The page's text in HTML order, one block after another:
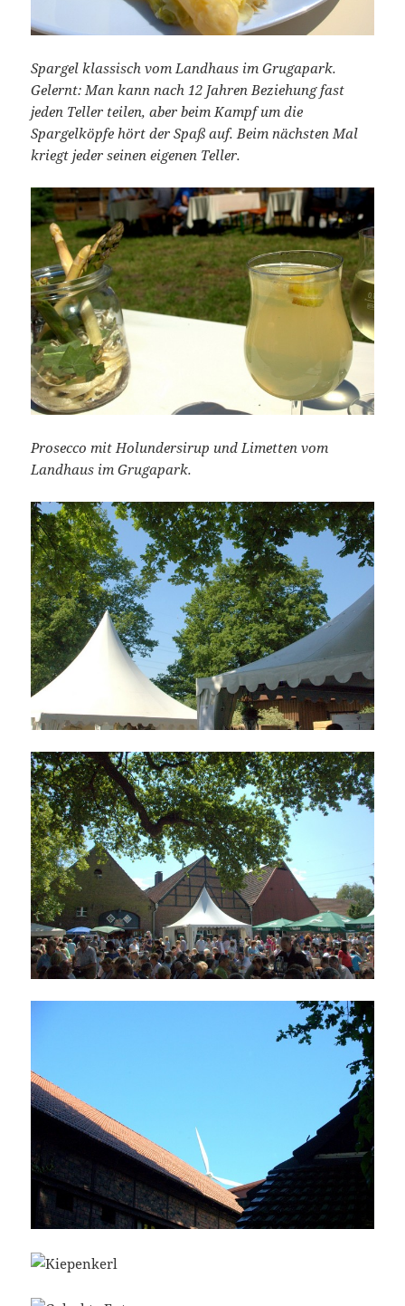
Spargel klassisch vom Landhaus im Grugapark.
Gelernt: Man kann nach 12 Jahren Beziehung fast
jeden Teller teilen, aber beim Kampf um die
Spargelköpfe hört der Spaß auf. Beim nächsten Mal
kriegt jeder seinen eigenen Teller.
Prosecco mit Holundersirup und Limetten vom
Landhaus im Grugapark.